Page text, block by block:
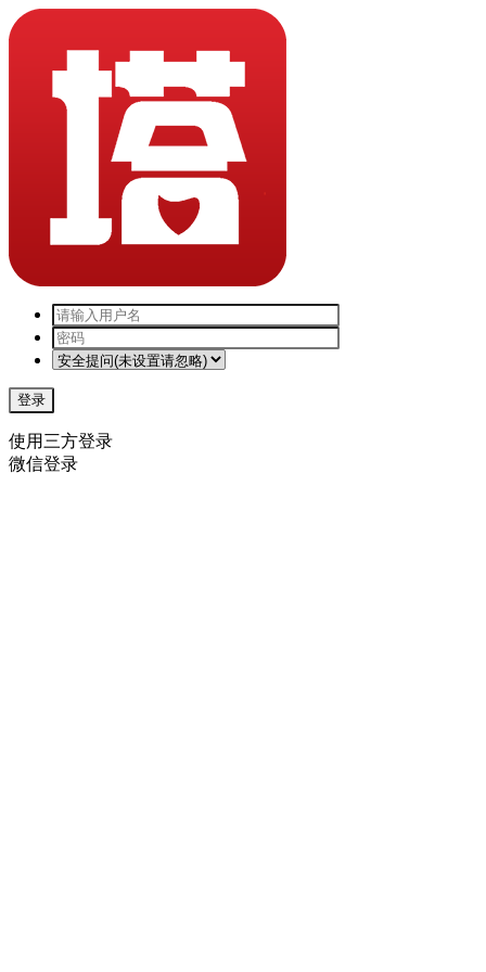
登录
使用三方登录
微信登录